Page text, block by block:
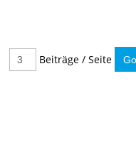
Beiträge / Seite